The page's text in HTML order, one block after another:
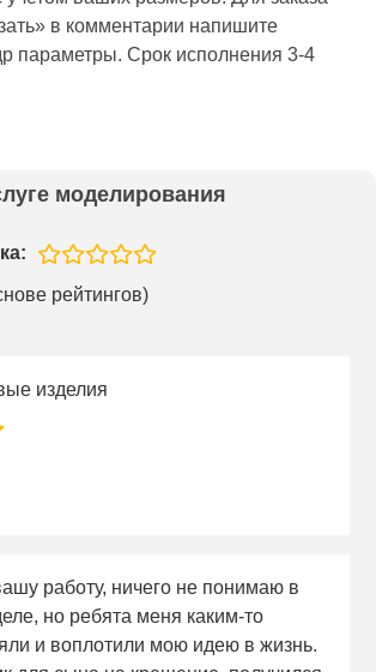
в комментарии напишите
параметры. Срок исполнения 3-4
моделирования
рейтингов)
изделия
работу, ничего не понимаю в
но ребята меня каким-то
и воплотили мою идею в жизнь.